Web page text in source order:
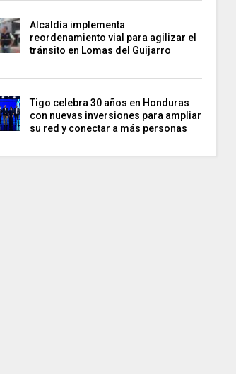
Alcaldía implementa
reordenamiento vial para agilizar el
tránsito en Lomas del Guijarro
Tigo celebra 30 años en Honduras
con nuevas inversiones para ampliar
su red y conectar a más personas